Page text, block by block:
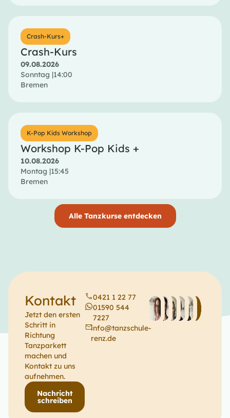
Crash-Kurs+
Crash-Kurs
09.08.2026
Sonntag |14:00
Bremen
K-Pop Kids Workshop
Workshop K-Pop Kids +
10.08.2026
Montag |15:45
Bremen
Alle Tanzkurse entdecken
Kontakt
Jetzt den ersten
Schritt in
Richtung
Tanzparkett
machen und
Kontakt zu uns
aufnehmen.
Nachricht
schreiben
0421 1 22 77
01590 544
7227
info@tanzschule-
renz.de